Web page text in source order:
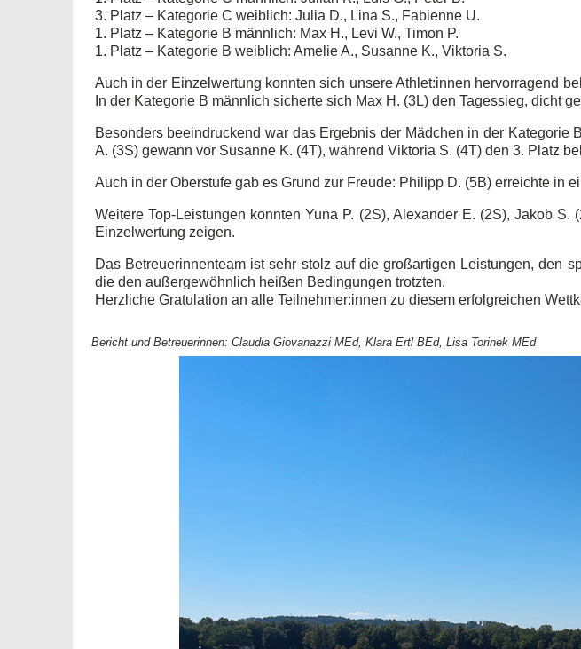
3. Platz – Kategorie C weiblich: Julia D., Lina S., Fabienne U.
1. Platz – Kategorie B männlich: Max H., Levi W., Timon P.
1. Platz – Kategorie B weiblich: Amelie A., Susanne K., Viktoria S.
Auch in der Einzelwertung konnten sich unsere Athlet:innen hervorragend
In der Kategorie B männlich sicherte sich Max H. (3L) den Tagessieg, dicht
Besonders beeindruckend war das Ergebnis der Mädchen in der
A. (3S) gewann vor Susanne K. (4T), während Viktoria S. (4T) den 3. Platz
Auch in der Oberstufe gab es Grund zur Freude: Philipp D. (5B) erreichte in
Weitere Top-Leistungen konnten Yuna P. (2S), Alexander E. (2S), Jakob
Einzelwertung zeigen.
Das Betreuerinnenteam ist sehr stolz auf die großartigen Leistungen, den
die den außergewöhnlich heißen Bedingungen trotzten.
Herzliche Gratulation an alle Teilnehmer:innen zu diesem erfolgreichen
Bericht und Betreuerinnen: Claudia Giovanazzi MEd, Klara Ertl BEd, Lisa Torinek MEd